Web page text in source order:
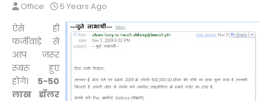
Office 5 Years Ago
ऐसे ही
फर्जीवाड़े से
आप जरूर
रूबरू हुए
होंगे। 5-50
लाख डॉलर